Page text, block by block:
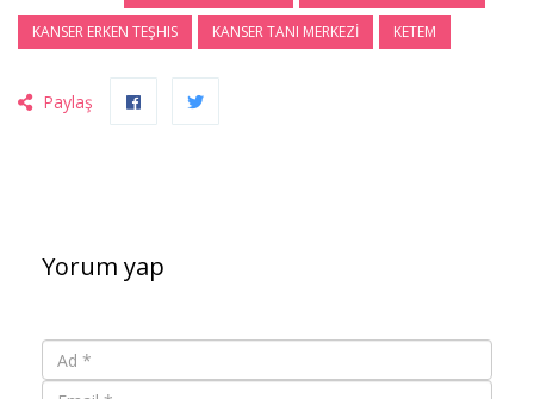
KANSER ERKEN TEŞHIS
KANSER TANI MERKEZİ KETEM
Paylaş
Yorum yap